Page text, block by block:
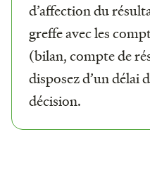
d’affection du
greffe avec les
(bilan, compte de
disposez d’un délai
décision.